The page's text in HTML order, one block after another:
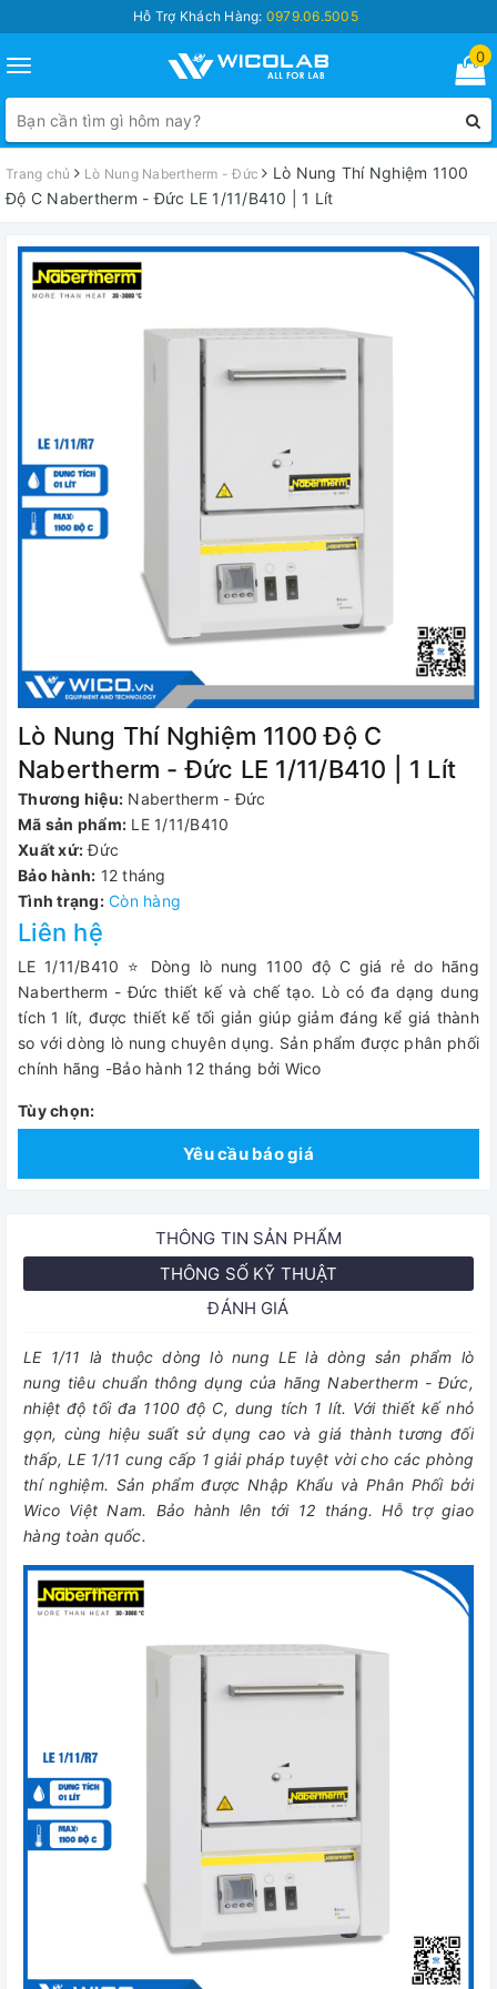
Hỗ Trợ Khách Hàng: 0979.06.5005
Toggle
navigation
0
Trang chủ Lò Nung Nabertherm - Đức
Lò Nung Thí Nghiệm 1100
Độ C Nabertherm - Đức LE 1/11/B410 | 1 Lít
Lò Nung Thí Nghiệm 1100 Độ C
Nabertherm - Đức LE 1/11/B410 | 1 Lít
Thương hiệu: Nabertherm - Đức
Mã sản phẩm: LE 1/11/B410
Xuất xứ: Đức
Bảo hành: 12 tháng
Tình trạng: Còn hàng
Liên hệ
LE 1/11/B410 ⭐ Dòng lò nung 1100 độ C giá rẻ do hãng
Nabertherm - Đức thiết kế và chế tạo. Lò có đa dạng dung
tích 1 lít, được thiết kế tối giản giúp giảm đáng kể giá thành
so với dòng lò nung chuyên dụng. Sản phẩm được phân phối
chính hãng -Bảo hành 12 tháng bởi Wico
Tùy chọn:
Yêu cầu báo giá
THÔNG TIN SẢN PHẨM
THÔNG SỐ KỸ THUẬT
ĐÁNH GIÁ
LE 1/11 là thuộc dòng lò nung LE là dòng sản phẩm lò
nung tiêu chuẩn thông dụng của hãng Nabertherm - Đức,
nhiệt độ tối đa 1100 độ C, dung tích 1 lít. Với thiết kế nhỏ
gọn, cùng hiệu suất sử dụng cao và giá thành tương đối
thấp, LE 1/11 cung cấp 1 giải pháp tuyệt vời cho các phòng
thí nghiệm. Sản phẩm được Nhập Khẩu và Phân Phối bởi
Wico Việt Nam. Bảo hành lên tới 12 tháng. Hỗ trợ giao
hàng toàn quốc.